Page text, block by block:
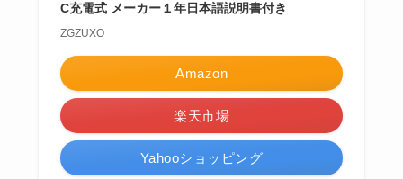
C充電式 メーカー１年日本語説明書付き
ZGZUXO
Amazon
楽天市場
Yahooショッピング